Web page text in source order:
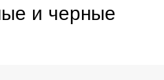
и черные